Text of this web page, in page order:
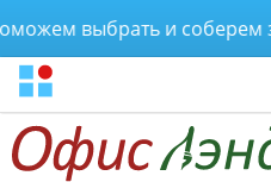
выбрать и соберем